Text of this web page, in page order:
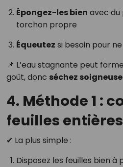
Épongez-les bien avec du
torchon propre
Équeutez si besoin pour
📌 L’eau stagnante peut
goût, donc séchez
4. Méthode 1 :
feuilles
✔ La plus simple :
Disposez les feuilles bien à